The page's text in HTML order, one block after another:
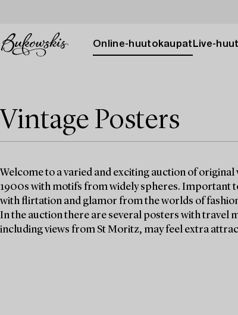
Online-huutokaupat Live-
Vintage Posters
Welcome to a varied and exciting auction of
1900s with motifs from widely spheres. Important
with flirtation and glamor from the worlds of
In the auction there are several posters with travel
including views from St Moritz, may feel extra